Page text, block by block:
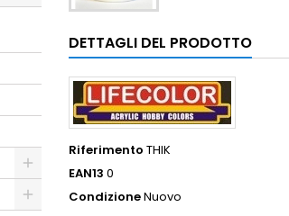
DETTAGLI DEL PRODOTTO
Riferimento THIK
EAN13 0
CondizioneNuovo